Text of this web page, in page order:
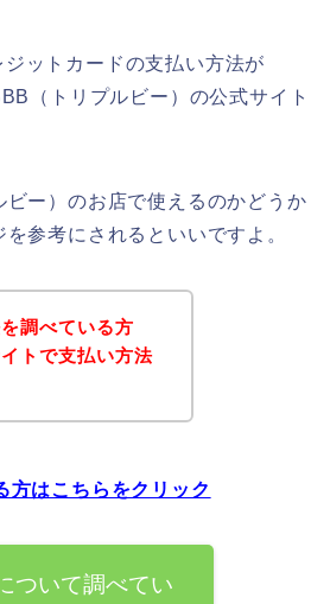
ットカードの支払い方法が
（トリプルビー）の公式サイト
ー）のお店で使えるのかどうか
参考にされるといいですよ。
調べている方
トで支払い方法
方はこちらをクリック
ついて調べてい